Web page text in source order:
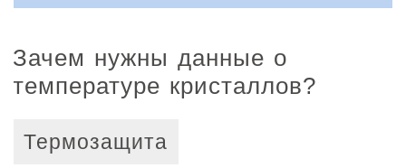
Зачем нужны данные о
температуре кристаллов?
Термозащита